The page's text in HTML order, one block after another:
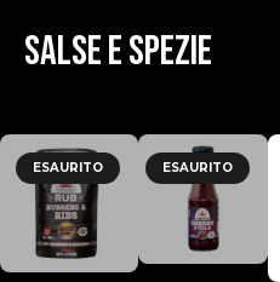
Salse e Spezie
ESAURITO ESAURITO